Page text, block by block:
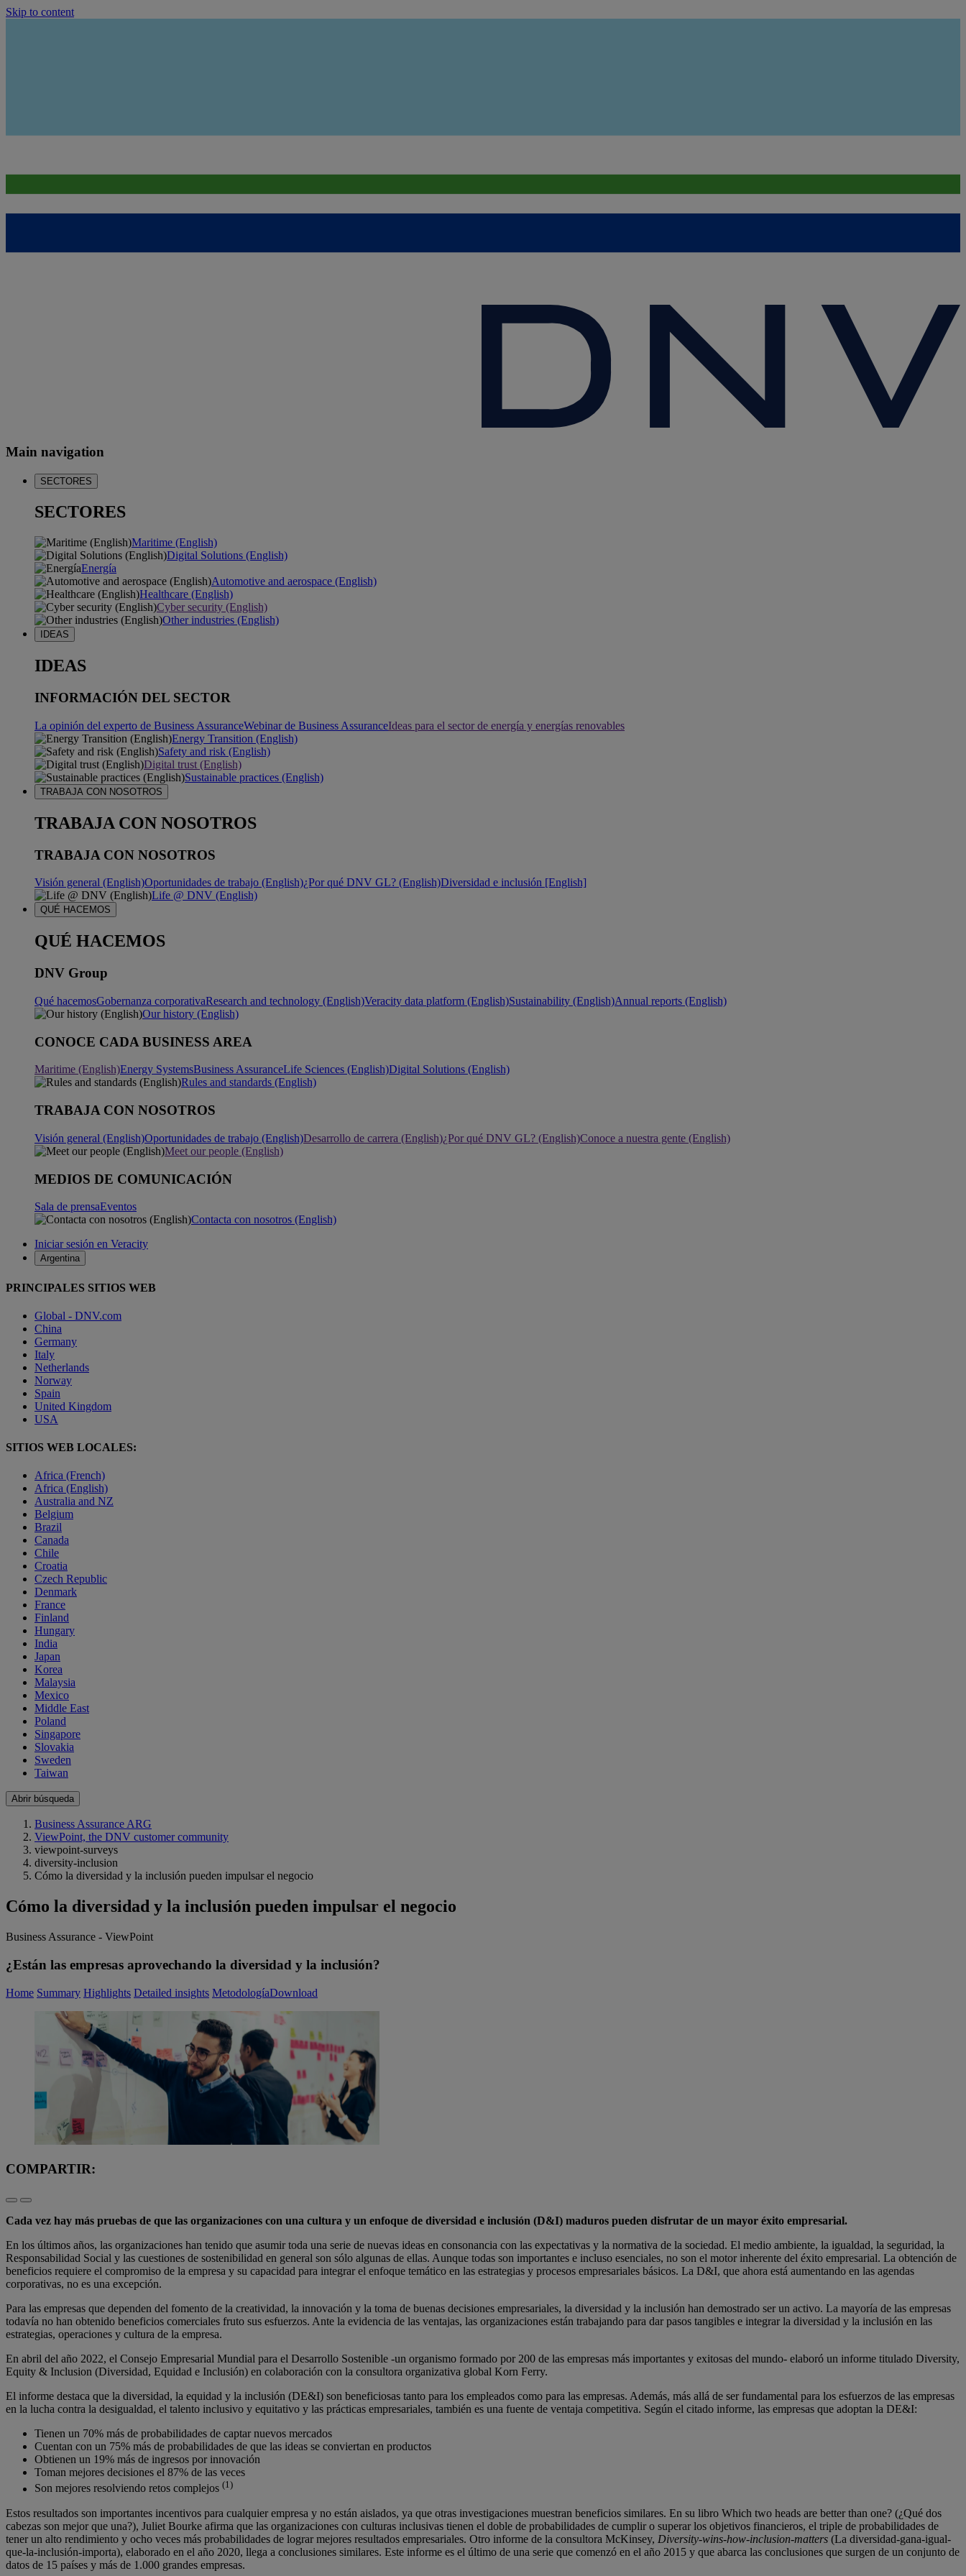
Skip to content
Main navigation
SECTORES
SECTORES
Maritime (English)
Digital Solutions (English)
Energía
Automotive and aerospace (English)
Healthcare (English)
Cyber security (English)
Other industries (English)
IDEAS
IDEAS
INFORMACIÓN DEL SECTOR
La opinión del experto de Business AssuranceWebinar de Business AssuranceIdeas para el sector de energía y energías renovables
Energy Transition (English)
Safety and risk (English)
Digital trust (English)
Sustainable practices (English)
TRABAJA CON NOSOTROS
TRABAJA CON NOSOTROS
TRABAJA CON NOSOTROS
Visión general (English)Oportunidades de trabajo (English)¿Por qué DNV GL? (English)Diversidad e inclusión [English]
Life @ DNV (English)
QUÉ HACEMOS
QUÉ HACEMOS
DNV Group
Qué hacemosGobernanza corporativaResearch and technology (English)Veracity data platform (English)Sustainability (English)Annual reports (English)
Our history (English)
CONOCE CADA BUSINESS AREA
Maritime (English)Energy SystemsBusiness AssuranceLife Sciences (English)Digital Solutions (English)
Rules and standards (English)
TRABAJA CON NOSOTROS
Visión general (English)Oportunidades de trabajo (English)Desarrollo de carrera (English)¿Por qué DNV GL? (English)Conoce a nuestra gente (English)
Meet our people (English)
MEDIOS DE COMUNICACIÓN
Sala de prensaEventos
Contacta con nosotros (English)
Iniciar sesión en Veracity
Argentina
PRINCIPALES SITIOS WEB
Global - DNV.com
China
Germany
Italy
Netherlands
Norway
Spain
United Kingdom
USA
SITIOS WEB LOCALES:
Africa (French)
Africa (English)
Australia and NZ
Belgium
Brazil
Canada
Chile
Croatia
Czech Republic
Denmark
France
Finland
Hungary
India
Japan
Korea
Malaysia
Mexico
Middle East
Poland
Singapore
Slovakia
Sweden
Taiwan
Abrir búsqueda
Business Assurance ARG
ViewPoint, the DNV customer community
viewpoint-surveys
diversity-inclusion
Cómo la diversidad y la inclusión pueden impulsar el negocio
Cómo la diversidad y la inclusión pueden impulsar el negocio
Business Assurance - ViewPoint
¿Están las empresas aprovechando la diversidad y la inclusión?
Home Summary Highlights Detailed insights Metodología​Download
COMPARTIR:
Cada vez hay más pruebas de que las organizaciones con una cultura y un enfoque de diversidad e inclusión (D&I) maduros pueden disfrutar de un mayor éxito empresarial.
En los últimos años, las organizaciones han tenido que asumir toda una serie de nuevas ideas en consonancia con las expectativas y la normativa de la sociedad. El medio ambiente, la igualdad, la seguridad, la
Responsabilidad Social y las cuestiones de sostenibilidad en general son sólo algunas de ellas. Aunque todas son importantes e incluso esenciales, no son el motor inherente del éxito empresarial. La obtención de
beneficios requiere el compromiso de la empresa y su capacidad para integrar el enfoque temático en las estrategias y procesos empresariales básicos. La D&I, que ahora está aumentando en las agendas
corporativas, no es una excepción.
Para las empresas que dependen del fomento de la creatividad, la innovación y la toma de buenas decisiones empresariales, la diversidad y la inclusión han demostrado ser un activo. La mayoría de las empresas
todavía no han obtenido beneficios comerciales fruto sus esfuerzos. Ante la evidencia de las ventajas, las organizaciones están trabajando para dar pasos tangibles e integrar la diversidad y la inclusión en las
estrategias, operaciones y cultura de la empresa.
En abril del año 2022, el Consejo Empresarial Mundial para el Desarrollo Sostenible -un organismo formado por 200 de las empresas más importantes y exitosas del mundo- elaboró un informe titulado Diversity,
Equity & Inclusion (Diversidad, Equidad e Inclusión) en colaboración con la consultora organizativa global Korn Ferry.
El informe destaca que la diversidad, la equidad y la inclusión (DE&I) son beneficiosas tanto para los empleados como para las empresas. Además, más allá de ser fundamental para los esfuerzos de las empresas
en la lucha contra la desigualdad, el talento inclusivo y equitativo y las prácticas empresariales, también es una fuente de ventaja competitiva. Según el citado informe, las empresas que adoptan la DE&I:
Tienen un 70% más de probabilidades de captar nuevos mercados
Cuentan con un 75% más de probabilidades de que las ideas se conviertan en productos
Obtienen un 19% más de ingresos por innovación
Toman mejores decisiones el 87% de las veces
Son mejores resolviendo retos complejos (1)
Estos resultados son importantes incentivos para cualquier empresa y no están aislados, ya que otras investigaciones muestran beneficios similares. En su libro Which two heads are better than one? (¿Qué dos
cabezas son mejor que una?), Juliet Bourke afirma que las organizaciones con culturas inclusivas tienen el doble de probabilidades de cumplir o superar los objetivos financieros, el triple de probabilidades de
tener un alto rendimiento y ocho veces más probabilidades de lograr mejores resultados empresariales. Otro informe de la consultora McKinsey, Diversity-wins-how-inclusion-matters (La diversidad-gana-igual-
que-la-inclusión-importa), elaborado en el año 2020, llega a conclusiones similares. Este informe es el último de una serie que comenzó en el año 2015 y que abarca las conclusiones que surgen de un conjunto de
datos de 15 países y más de 1.000 grandes empresas.